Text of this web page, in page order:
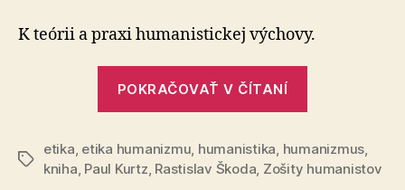
časť)
K teórii a praxi humanistickej výchovy.
POKRAČOVAŤ V ČÍTANÍ
Zakázané
ovocie:
Značky
etika, etika humanizmu, humanistika, humanizmus,
kniha, Paul Kurtz, Rastislav Škoda, Zošity humanistov